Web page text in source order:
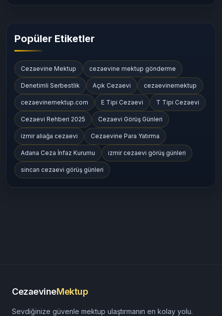
Popüler Etiketler
Cezaevine Mektup cezaevine mektup gönderme
Denetimli Serbestlik Açık Cezaevi cezaevinemektup
cezaevinemektup.com E Tipi Cezaevi T Tipi Cezaevi
Cezaevi Rehberi 2025 Cezaevi Görüş Günleri
izmir aliağa cezaevi Cezaevine Para Yatırma
Adana Ceza İnfaz Kurumu izmir cezaevi görüş günleri
sincan cezaevi görüş günleri
CezaevineMektup
Sevdiğinize güvenle mektup ulaştırmanın en kolay yolu.